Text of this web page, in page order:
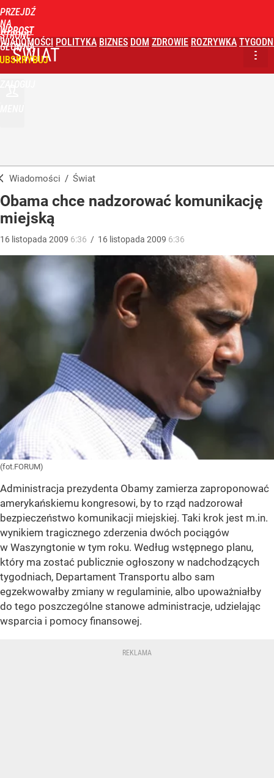
PRZEJDŹ
NA
STRONĘ
GŁÓWNĄ
WPROST
WIADOMOŚCI POLITYKA BIZNES DOM ZDROWIE ROZRYWKA
ŚWIAT
Wiadomości / Świat
Obama chce nadzorować komunikację
miejską
16 listopada 2009 6:36 / 16 listopada 2009 6:36
(fot.FORUM)
Administracja prezydenta Obamy zamierza zaproponować
amerykańskiemu kongresowi, by to rząd nadzorował
bezpieczeństwo komunikacji miejskiej. Taki krok jest m.in.
wynikiem tragicznego zderzenia dwóch pociągów
w Waszyngtonie w tym roku. Według wstępnego planu,
który ma zostać publicznie ogłoszony w nadchodzących
tygodniach, Departament Transportu albo sam
egzekwowałby zmiany w regulaminie, albo upoważniałby
do tego poszczególne stanowe administracje, udzielając
wsparcia i pomocy finansowej.